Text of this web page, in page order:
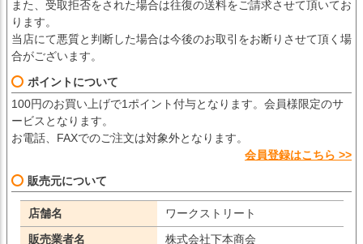
また、受取拒否をされた場合は往復の送料をご請求させて頂いてお
ります。
当店にて悪質と判断した場合は今後のお取引をお断りさせて頂く場
合がございます。
ポイントについて
100円のお買い上げで1ポイント付与となります。会員様限定のサ
ービスとなります。
お電話、FAXでのご注文は対象外となります。
会員登録はこちら >>
販売元について
店舗名
ワークストリート
販売業者名
株式会社下本商会